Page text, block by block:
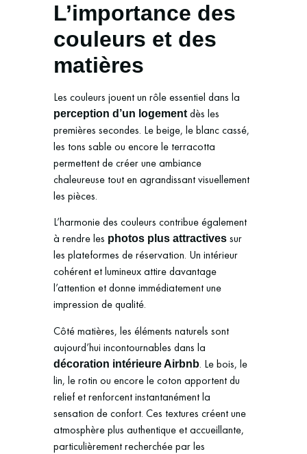
L’importance des
couleurs et des
matières
Les couleurs jouent un rôle essentiel dans la
perception d’un logementdès les
premières secondes. Le beige, le blanc cassé,
les tons sable ou encore le terracotta
permettent de créer une ambiance
chaleureuse tout en agrandissant visuellement
les pièces.
L’harmonie des couleurs contribue également
à rendre les photos plus attractives sur
les plateformes de réservation. Un intérieur
cohérent et lumineux attire davantage
l’attention et donne immédiatement une
impression de qualité.
Côté matières, les éléments naturels sont
aujourd’hui incontournables dans la
décoration intérieure Airbnb. Le bois, le
lin, le rotin ou encore le coton apportent du
relief et renforcent instantanément la
sensation de confort. Ces textures créent une
atmosphère plus authentique et accueillante,
particulièrement recherchée par les